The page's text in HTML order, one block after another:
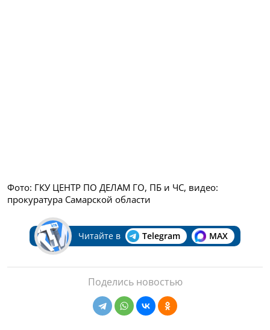
Фото: ГКУ ЦЕНТР ПО ДЕЛАМ ГО, ПБ и ЧС, видео:
прокуратура Самарской области
Читайте в Telegram MAX
Поделись новостью